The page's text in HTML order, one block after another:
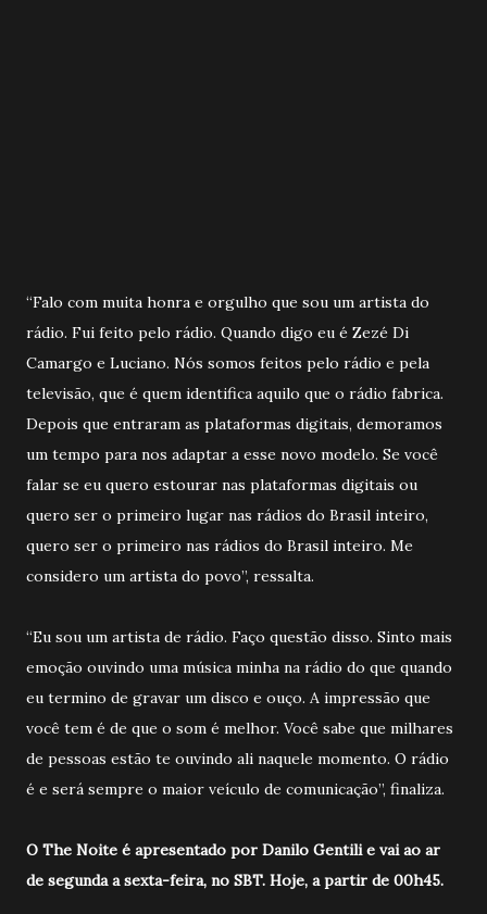
“Falo com muita honra e orgulho que sou um artista do
rádio. Fui feito pelo rádio. Quando digo eu é Zezé Di
Camargo e Luciano. Nós somos feitos pelo rádio e pela
televisão, que é quem identifica aquilo que o rádio fabrica.
Depois que entraram as plataformas digitais, demoramos
um tempo para nos adaptar a esse novo modelo. Se você
falar se eu quero estourar nas plataformas digitais ou
quero ser o primeiro lugar nas rádios do Brasil inteiro,
quero ser o primeiro nas rádios do Brasil inteiro. Me
considero um artista do povo”, ressalta.
“Eu sou um artista de rádio. Faço questão disso. Sinto mais
emoção ouvindo uma música minha na rádio do que quando
eu termino de gravar um disco e ouço. A impressão que
você tem é de que o som é melhor. Você sabe que milhares
de pessoas estão te ouvindo ali naquele momento. O rádio
é e será sempre o maior veículo de comunicação”, finaliza.
O The Noite é apresentado por Danilo Gentili e vai ao ar
de segunda a sexta-feira, no SBT. Hoje, a partir de 00h45.